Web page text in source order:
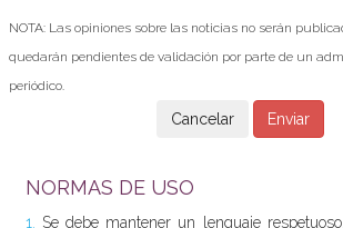
NOTA: Las opiniones sobre las noticias no serán
quedarán pendientes de validación por parte de un
periódico.
NORMAS DE USO
1.
Se debe mantener un lenguaje